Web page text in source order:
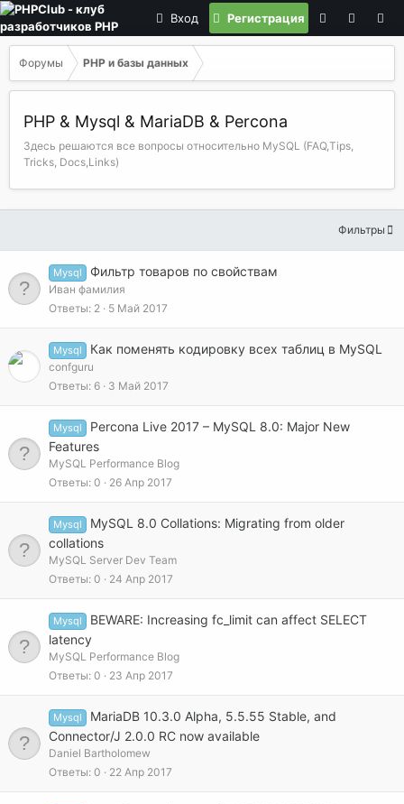
Вход Регистрация
Форумы PHP и базы данных
PHP & Mysql & MariaDB & Percona
Здесь решаются все вопросы относительно MySQL (FAQ,Tips,
Tricks, Docs,Links)
Фильтры
Mysql Фильтр товаров по свойствам
Иван фамилия
Ответы 2 5 Май 2017
Mysql Как поменять кодировку всех таблиц в MySQL
confguru
Ответы 6 3 Май 2017
Mysql
Percona Live 2017 – MySQL 8.0: Major New
Features
MySQL Performance Blog
Ответы 0 26 Апр 2017
Mysql
MySQL 8.0 Collations: Migrating from older
collations
MySQL Server Dev Team
Ответы 0 24 Апр 2017
Mysql
BEWARE: Increasing fc_limit can affect SELECT
latency
MySQL Performance Blog
Ответы 0 23 Апр 2017
Mysql
MariaDB 10.3.0 Alpha, 5.5.55 Stable, and
Connector/J 2.0.0 RC now available
Daniel Bartholomew
Ответы 0 22 Апр 2017